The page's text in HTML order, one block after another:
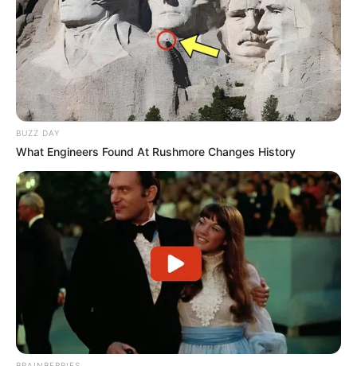
BUZZ DAY
What Engineers Found At Rushmore Changes History